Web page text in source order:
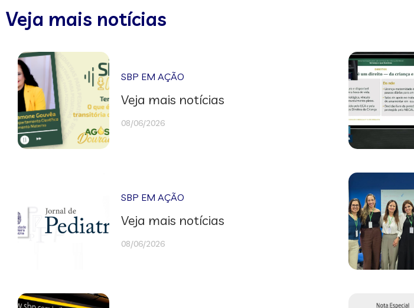
Veja mais notícias
SBP EM AÇÃO
Veja mais notícias
08/06/2026
SBP EM AÇÃO
Veja mais notícias
08/06/2026